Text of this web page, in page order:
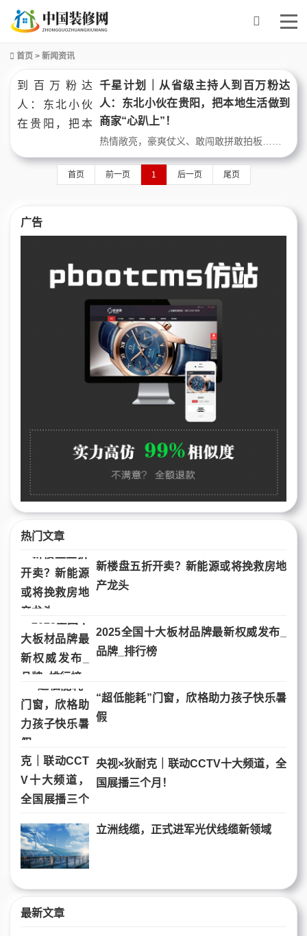
首页 > 新闻资讯
千星计划｜从省级主持人到百万粉达
人：东北小伙在贵阳，把本地生活做到
商家“心趴上”！
首页 前一页 1 后一页 尾页
广告
热门文章
新楼盘五折开卖？新能源或将挽救房地
产龙头
2025全国十大板材品牌最新权威发布_
品牌_排行榜
“超低能耗”门窗，欣格助力孩子快乐暑
假
央视×狄耐克｜联动CCTV十大频道，全
国展播三个月！
立洲线缆，正式进军光伏线缆新领域
最新文章